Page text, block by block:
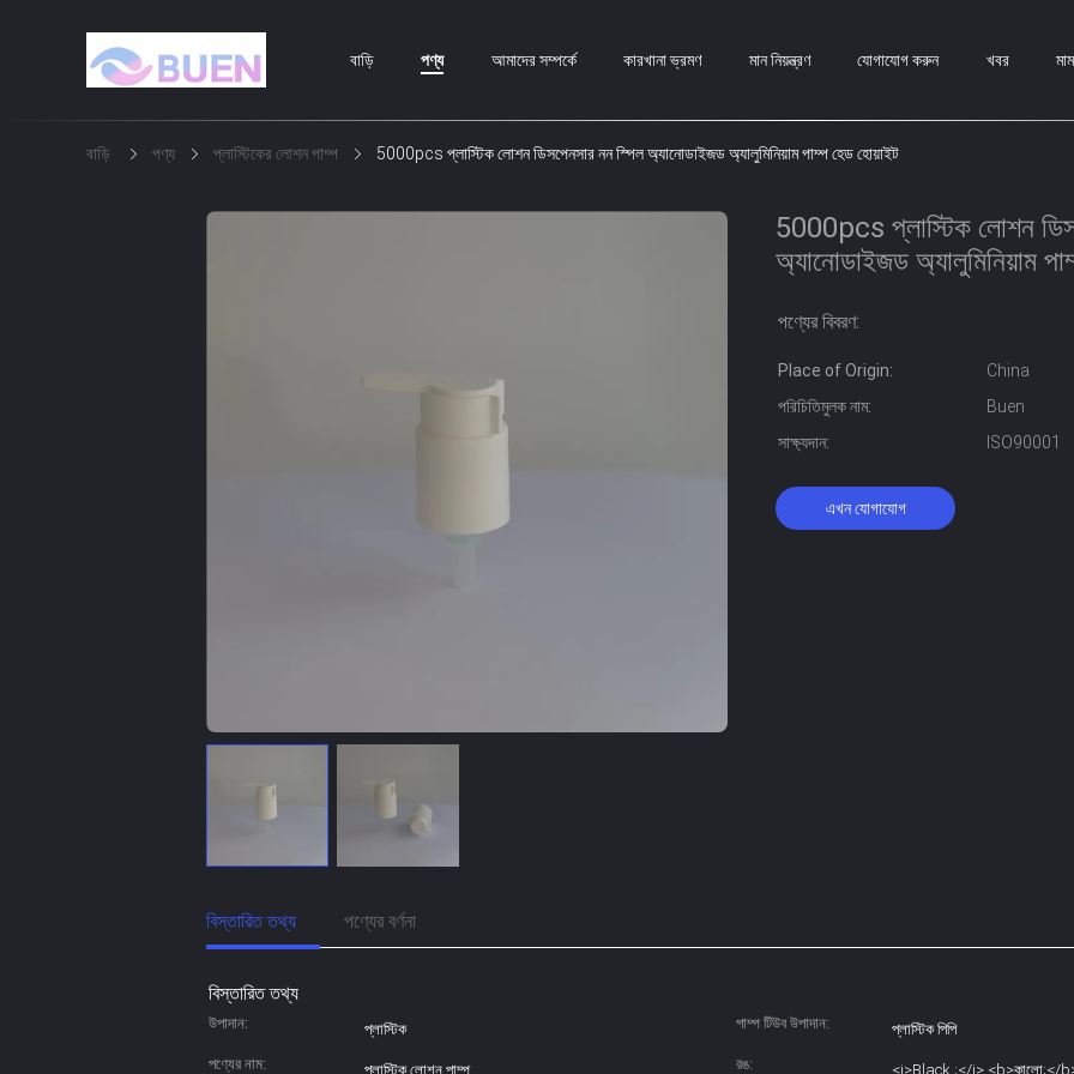
বাড়ি পণ্য আমাদের সম্পর্কে কারখানা ভ্রমণ মান নিয়ন্ত্রণ যোগাযোগ করুন খবর
বাড়ি পণ্য প্লাস্টিকের লোশন পাম্প 5000pcs প্লাস্টিক লোশন ডিসপেনসার নন স্পিল অ্যানোডাইজড অ্যালুমিনিয়াম পাম্প হেড হোয়াইট
5000pcs প্লাস্টিক লোশন
অ্যানোডাইজড অ্যালুমিনিয়াম
পণ্যের বিবরণ:
Place of Origin:
China
পরিচিতিমুলক নাম:
Buen
সাক্ষ্যদান:
ISO90001
এখন যোগাযোগ
বিস্তারিত তথ্য পণ্যের বর্ণনা
বিস্তারিত তথ্য
উপাদান: প্লাস্টিক পাম্প টিউব উপাদান:
প্লাস্টিক পিপি
পণ্যের নাম:
প্লাস্টিক লোশন পাম্প রঙ:
<i>Black ;</i> <b>কালো;</